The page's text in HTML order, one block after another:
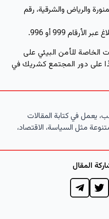
والرياض والشرقية، رقم
عبر الأرقام999أو 996
.
الخاصة للأمن البيئي على
26 مايو 2026، مؤكدًا على دور المجتمع كشريك في
يعمل في كتابة المقالات
مثل السياسة، الاقتصاد،
المقال